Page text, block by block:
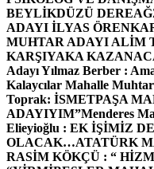
BEYLİKDÜZÜ
ADAYI İLYAS ÖREN
MUHTAR ADAYI ALİM
KARŞIYAKA
Adayı Yılmaz Berber :
Kalaycılar Mahalle
Toprak: İSMETPAŞA
ADAYIYIM”Menderes
Elieyioğlu : EK İŞİMİZ
OLACAK…ATATÜRK
RASİM KÖKÇÜ : “